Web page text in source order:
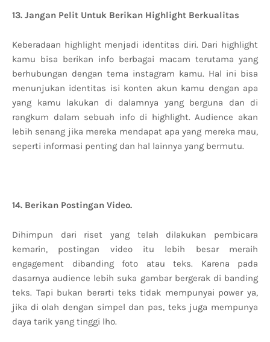
13. Jangan Pelit Untuk Berikan Highlight Berkualitas
Keberadaan highlight menjadi identitas diri. Dari highlight
kamu bisa berikan info berbagai macam terutama yang
berhubungan dengan tema instagram kamu. Hal ini bisa
menunjukan identitas isi konten akun kamu dengan apa
yang kamu lakukan di dalamnya yang berguna dan di
rangkum dalam sebuah info di highlight. Audience akan
lebih senang jika mereka mendapat apa yang mereka mau,
seperti informasi penting dan hal lainnya yang bermutu.
14. Berikan Postingan Video.
Dihimpun dari riset yang telah dilakukan pembicara
kemarin, postingan video itu lebih besar meraih
engagement dibanding foto atau teks. Karena pada
dasarnya audience lebih suka gambar bergerak di banding
teks. Tapi bukan berarti teks tidak mempunyai power ya,
jika di olah dengan simpel dan pas, teks juga mempunya
daya tarik yang tinggi lho.